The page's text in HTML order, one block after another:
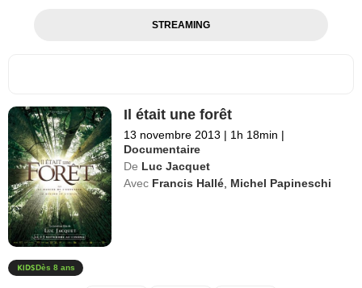
STREAMING
Il était une forêt
13 novembre 2013 | 1h 18min |
Documentaire
De Luc Jacquet
Avec Francis Hallé Michel Papineschi
Dès 8 ans